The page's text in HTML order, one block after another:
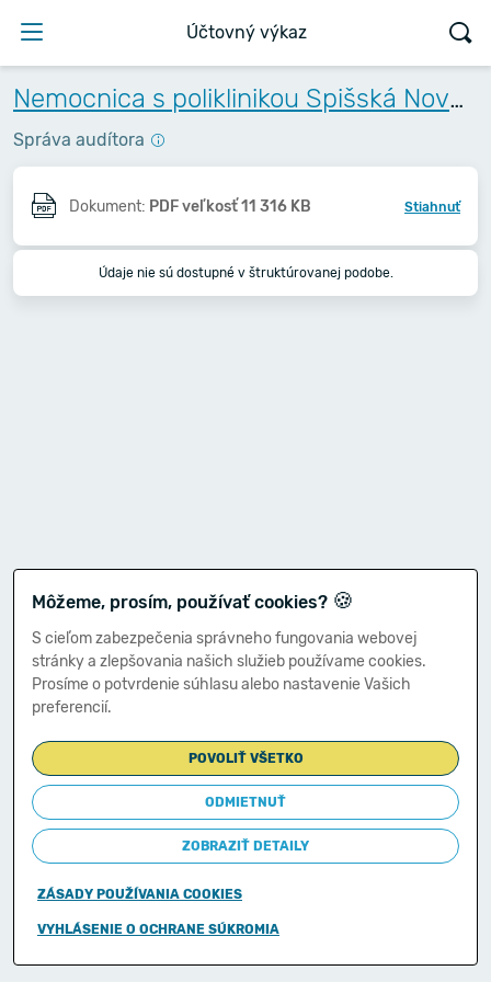
Účtovný výkaz
Nemocnica s poliklinikou Spišská Nová Ves, a.s.
Správa audítora
Dokument: PDF veľkosť 11 316 KB Stiahnuť
Údaje nie sú dostupné v štruktúrovanej podobe.
Môžeme, prosím, používať cookies? 🍪
S cieľom zabezpečenia správneho fungovania webovej
stránky a zlepšovania našich služieb používame cookies.
Prosíme o potvrdenie súhlasu alebo nastavenie Vašich
preferencií.
POVOLIŤ VŠETKO
ODMIETNUŤ
ZOBRAZIŤ DETAILY
ZÁSADY POUŽÍVANIA COOKIES
VYHLÁSENIE O OCHRANE SÚKROMIA
Copyright © 2011-2026